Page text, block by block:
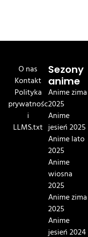
O nas
Kontakt
Polityka
prywatnośc
i
LLMS.txt
Sezony
anime
Anime zima
2025
Anime
jesień 2025
Anime lato
2025
Anime
wiosna
2025
Anime zima
2025
Anime
jesień 2024